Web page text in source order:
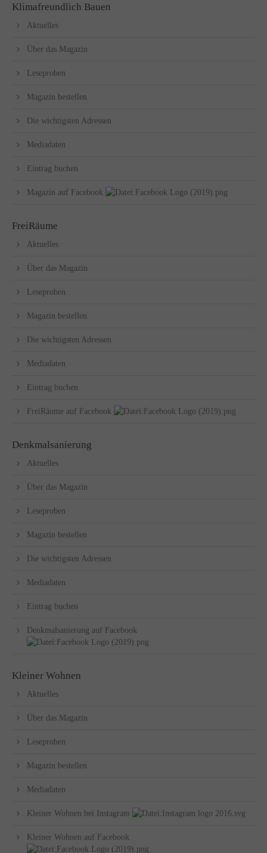
Klimafreundlich Bauen
Aktuelles
Über das Magazin
Leseproben
Magazin bestellen
Die wichtigsten Adressen
Mediadaten
Eintrag buchen
Magazin auf Facebook
FreiRäume
Aktuelles
Über das Magazin
Leseproben
Magazin bestellen
Die wichtigsten Adressen
Mediadaten
Eintrag buchen
FreiRäume auf Facebook
Denkmalsanierung
Aktuelles
Über das Magazin
Leseproben
Magazin bestellen
Die wichtigsten Adressen
Mediadaten
Eintrag buchen
Denkmalsanierung auf Facebook
Kleiner Wohnen
Aktuelles
Über das Magazin
Leseproben
Magazin bestellen
Mediadaten
Kleiner Wohnen bei Instagram
Kleiner Wohnen auf Facebook